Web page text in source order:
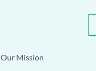
Our Mission